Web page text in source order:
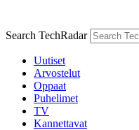
Search TechRadar
Uutiset
Arvostelut
Oppaat
Puhelimet
TV
Kannettavat